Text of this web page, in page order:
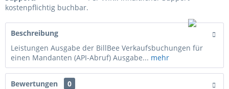
kostenpflichtig buchbar.
Beschreibung
Leistungen Ausgabe der BillBee Verkaufsbuchungen für
einen Mandanten (API-Abruf) Ausgabe... mehr
Bewertungen
0